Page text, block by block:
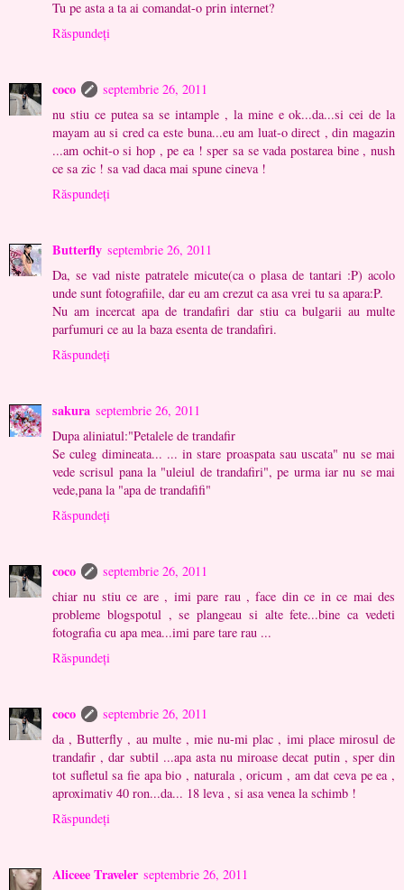
Tu pe asta a ta ai comandat-o prin internet?
Răspundeți
coco
septembrie 26, 2011
nu stiu ce putea sa se intample , la mine e ok...da...si cei de la
mayam au si cred ca este buna...eu am luat-o direct , din magazin
...am ochit-o si hop , pe ea ! sper sa se vada postarea bine , nush
ce sa zic ! sa vad daca mai spune cineva !
Răspundeți
Butterfly septembrie 26, 2011
Da, se vad niste patratele micute(ca o plasa de tantari :P) acolo
unde sunt fotografiile, dar eu am crezut ca asa vrei tu sa apara:P.
Nu am incercat apa de trandafiri dar stiu ca bulgarii au multe
parfumuri ce au la baza esenta de trandafiri.
Răspundeți
sakura septembrie 26, 2011
Dupa aliniatul:"Petalele de trandafir
Se culeg dimineata... ... in stare proaspata sau uscata" nu se mai
vede scrisul pana la "uleiul de trandafiri", pe urma iar nu se mai
vede,pana la "apa de trandafifi"
Răspundeți
coco
septembrie 26, 2011
chiar nu stiu ce are , imi pare rau , face din ce in ce mai des
probleme blogspotul , se plangeau si alte fete...bine ca vedeti
fotografia cu apa mea...imi pare tare rau ...
Răspundeți
coco
septembrie 26, 2011
da , Butterfly , au multe , mie nu-mi plac , imi place mirosul de
trandafir , dar subtil ...apa asta nu miroase decat putin , sper din
tot sufletul sa fie apa bio , naturala , oricum , am dat ceva pe ea ,
aproximativ 40 ron...da... 18 leva , si asa venea la schimb !
Răspundeți
Aliceee Traveler septembrie 26, 2011